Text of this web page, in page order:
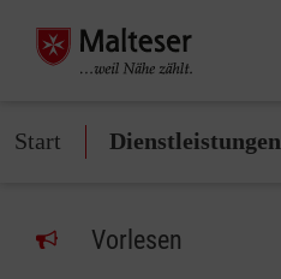
Start Dienstleistungen
Vorlesen